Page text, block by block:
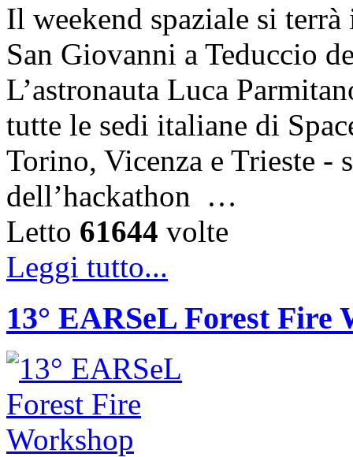
Il weekend spaziale si
San Giovanni a Teduccio
L’astronauta Luca
tutte le sedi italiane di
Torino, Vicenza e Trieste -
dell’hackathon …
Letto 61644 volte
Leggi tutto...
13° EARSeL Forest Fire